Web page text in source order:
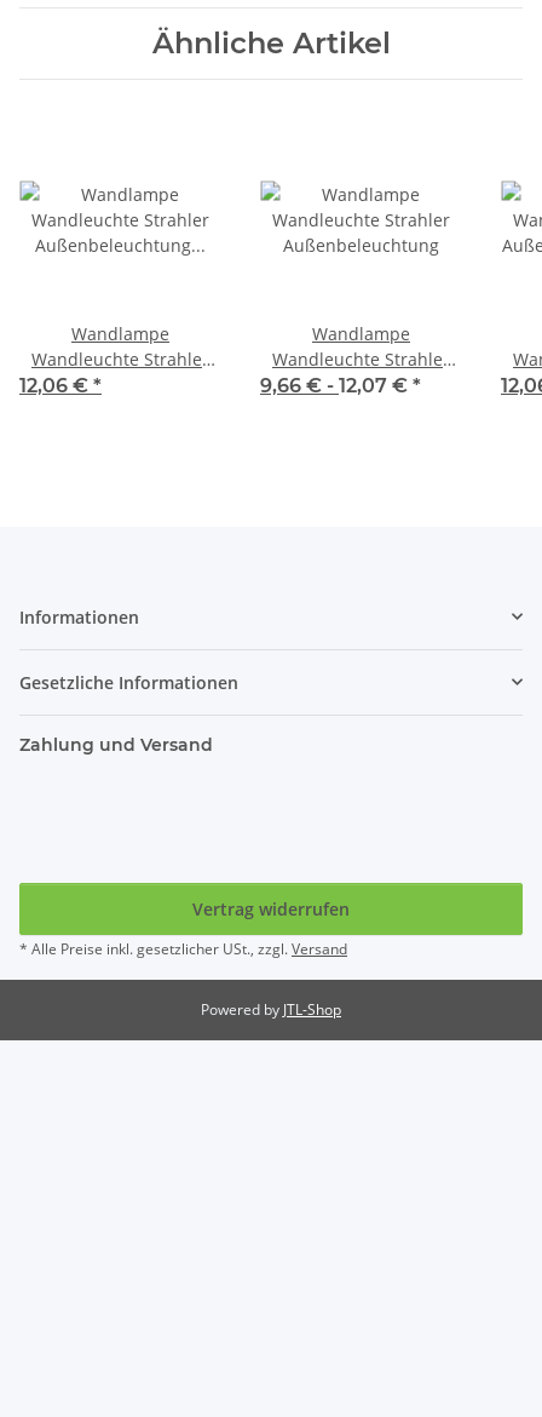
Ähnliche Artikel
Wandlampe
Wandleuchte Strahler
Außenbeleuchtung
12,06 € *
Wandlampe
Wandleuchte Strahler
Außenbeleuchtung
9,66 € - 12,07 € *
Informationen
Gesetzliche Informationen
Zahlung und Versand
Vertrag widerrufen
* Alle Preise inkl. gesetzlicher USt., zzgl.Versand
Powered by JTL-Shop